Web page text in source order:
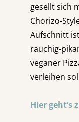
gesellt sich
Chorizo-
Aufschnitt
rauchig-
veganer
verleihen
Hier geht’s